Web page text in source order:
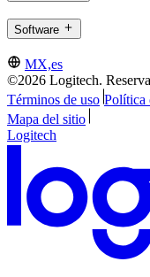
Software
MX,es
©2026 Logitech.
Términos de uso Política
Mapa del sitio
Logitech